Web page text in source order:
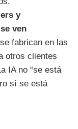
y
ven
fabrican en las
otros clientes
IA no “se está
sí se está